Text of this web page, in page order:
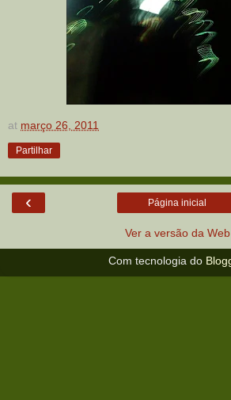
at março 26, 2011
Partilhar
‹ Página inicial
Ver a versão da Web
Com tecnologia do